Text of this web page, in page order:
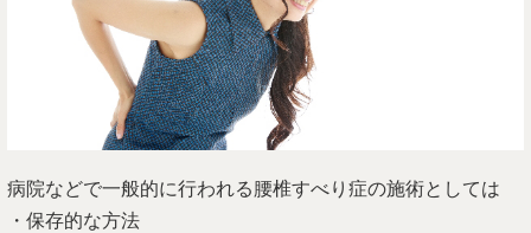
病院などで一般的に行われる腰椎すべり症の施術としては
・保存的な方法